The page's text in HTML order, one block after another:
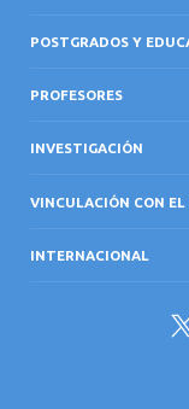
POSTGRADOS Y
PROFESORES
INVESTIGACIÓN
VINCULACIÓN CON
INTERNACIONAL